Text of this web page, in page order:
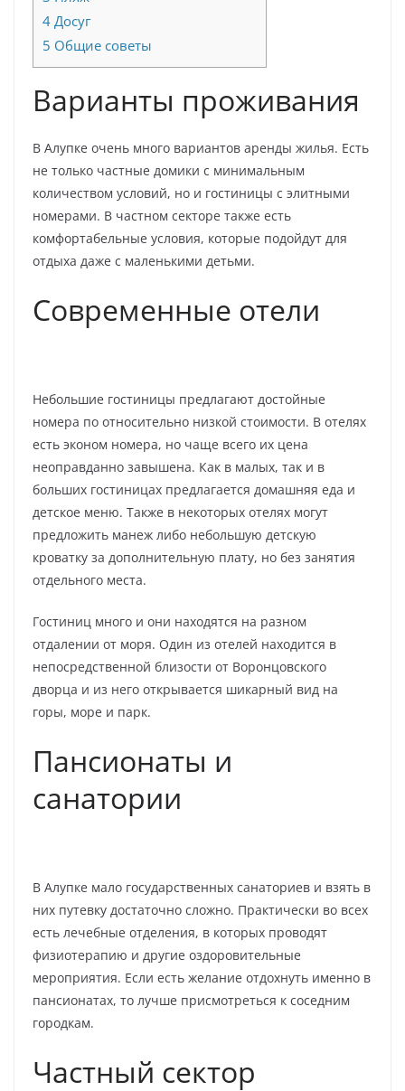
4 Досуг
5 Общие советы
Варианты проживания
В Алупке очень много вариантов аренды жилья. Есть
не только частные домики с минимальным
количеством условий, но и гостиницы с элитными
номерами. В частном секторе также есть
комфортабельные условия, которые подойдут для
отдыха даже с маленькими детьми.
Современные отели
Небольшие гостиницы предлагают достойные
номера по относительно низкой стоимости. В отелях
есть эконом номера, но чаще всего их цена
неоправданно завышена. Как в малых, так и в
больших гостиницах предлагается домашняя еда и
детское меню. Также в некоторых отелях могут
предложить манеж либо небольшую детскую
кроватку за дополнительную плату, но без занятия
отдельного места.
Гостиниц много и они находятся на разном
отдалении от моря. Один из отелей находится в
непосредственной близости от Воронцовского
дворца и из него открывается шикарный вид на
горы, море и парк.
Пансионаты и
санатории
В Алупке мало государственных санаториев и взять в
них путевку достаточно сложно. Практически во всех
есть лечебные отделения, в которых проводят
физиотерапию и другие оздоровительные
мероприятия. Если есть желание отдохнуть именно в
пансионатах, то лучше присмотреться к соседним
городкам.
Частный сектор